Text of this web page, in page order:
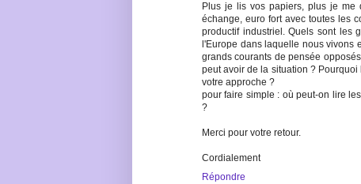
Plus je lis vos papiers, plus je
échange, euro fort avec toutes les
productif industriel. Quels sont les
l'Europe dans laquelle nous vivons
grands courants de pensée
peut avoir de la situation ?
votre approche ?
pour faire simple : où peut-on lire
?
Merci pour votre retour.
Cordialement
Répondre